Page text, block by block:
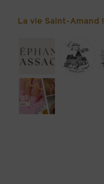
La vie Saint-Amand !